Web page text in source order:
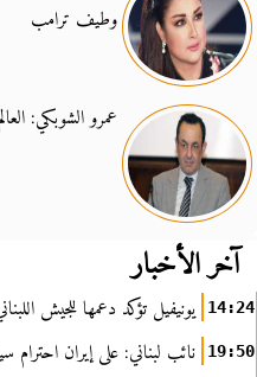
وطيف ترامب
عمرو الشوبكي:
آخر الأخبار
14:24 يونيفيل تؤكد دعمها للجيش
19:50 نائب لبناني: على إيران احترام